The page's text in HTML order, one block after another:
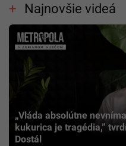
Najnovšie videá
„Vláda absolútne
kukurica je tragédia,”
Dostál